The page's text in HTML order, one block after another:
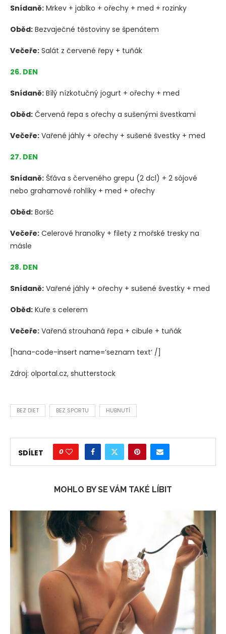
Snídaně: Mrkev + jablko + ořechy + med + rozinky
Oběd: Bezvaječné těstoviny se špenátem
Večeře: Salát z červené řepy + tuňák
26. DEN
Snídaně: Bílý nízkotučný jogurt + ořechy + med
Oběd: Červená řepa s ořechy a sušenými švestkami
Večeře: Vařené jáhly + ořechy + sušené švestky + med
27. DEN
Snídaně: Šťáva s červeného grepu (2 dcl) + 2 sójové
nebo grahamové rohlíky + med + ořechy
Oběd: Boršč
Večeře: Celerové hranolky + filety z mořské tresky na
másle
28. DEN
Snídaně: Vařené jáhly + ořechy + sušené švestky + med
Oběd: Kuře s celerem
Večeře: Vařená strouhaná řepa + cibule + tuňák
[hana-code-insert name=’seznam text‘ /]
Zdroj: olportal.cz, shutterstock
BEZ DIET BEZ SPORTU HUBNUTÍ
SDÍLET 0
MOHLO BY SE VÁM TAKÉ LÍBIT